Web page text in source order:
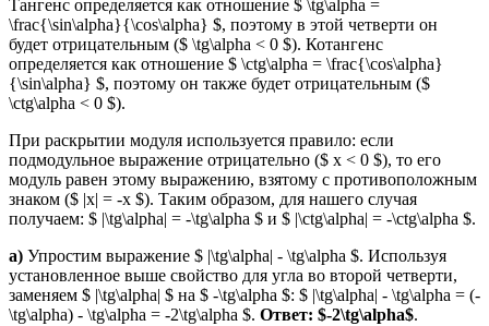
Тангенс определяется как отношение $ \tg\alpha =
\frac{\sin\alpha}{\cos\alpha} $, поэтому в этой четверти он
будет отрицательным ($ \tg\alpha < 0 $). Котангенс
определяется как отношение $ \ctg\alpha = \frac{\cos\alpha}
{\sin\alpha} $, поэтому он также будет отрицательным ($
\ctg\alpha < 0 $).
При раскрытии модуля используется правило: если
подмодульное выражение отрицательно ($ x < 0 $), то его
модуль равен этому выражению, взятому с противоположным
знаком ($ |x| = -x $). Таким образом, для нашего случая
получаем: $ |\tg\alpha| = -\tg\alpha $ и $ |\ctg\alpha| = -\ctg\alpha $.
а) Упростим выражение $ |\tg\alpha| - \tg\alpha $. Используя
установленное выше свойство для угла во второй четверти,
заменяем $ |\tg\alpha| $ на $ -\tg\alpha $: $ |\tg\alpha| - \tg\alpha = (-
\tg\alpha) - \tg\alpha = -2\tg\alpha $. Ответ: $-2\tg\alpha$.